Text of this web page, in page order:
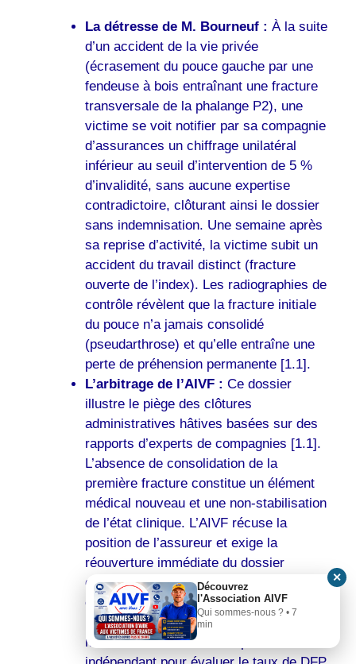
La détresse de M. Bourneuf : À la suite
d’un accident de la vie privée
(écrasement du pouce gauche par une
fendeuse à bois entraînant une fracture
transversale de la phalange P2), une
victime se voit notifier par sa compagnie
d’assurances un chiffrage unilatéral
inférieur au seuil d’intervention de 5 %
d’invalidité, sans aucune expertise
contradictoire, clôturant ainsi le dossier
sans indemnisation. Une semaine après
sa reprise d’activité, la victime subit un
accident du travail distinct (fracture
ouverte de l’index). Les radiographies de
contrôle révèlent que la fracture initiale
du pouce n’a jamais consolidé
(pseudarthrose) et qu’elle entraîne une
perte de préhension permanente [1.1].
L’arbitrage de l’AIVF : Ce dossier
illustre le piège des clôtures
administratives hâtives basées sur des
rapports d’experts de compagnies [1.1].
L’absence de consolidation de la
première fracture constitue un élément
médical nouveau et une non-stabilisation
de l’état clinique. L’AIVF récuse la
position de l’assureur et exige la
réouverture immédiate du dossier
d’accident de la vie privée. Nous
encadrons la victime pour compiler
l’historique de l’imagerie médicale et
mandatons un médecin expert de recours
Découvrez
l'Association AIVF
Qui sommes-nous ? • 7
min
✕